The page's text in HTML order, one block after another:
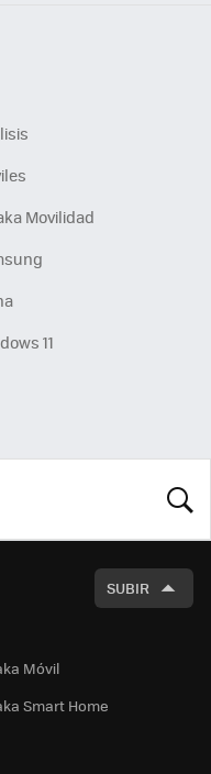
Movilidad
11
SUBIR
Móvil
Smart Home